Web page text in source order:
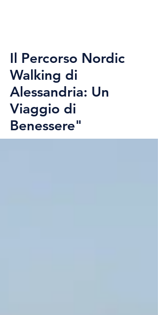
Il Percorso Nordic
Walking di
Alessandria: Un
Viaggio di
Benessere"